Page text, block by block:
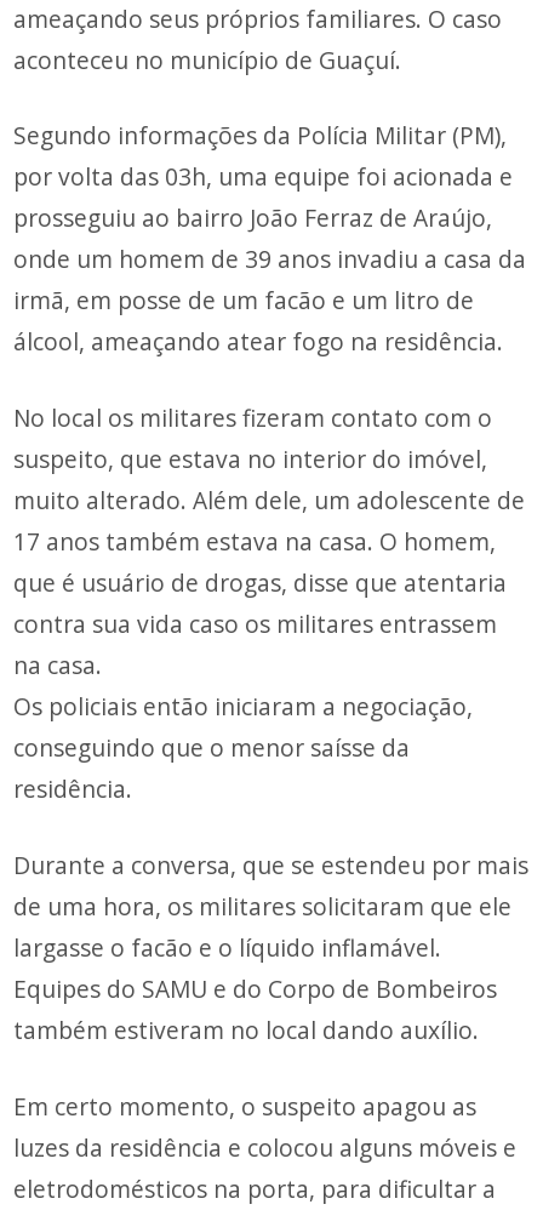
ameaçando seus próprios familiares. O caso
aconteceu no município de Guaçuí.
Segundo informações da Polícia Militar (PM),
por volta das 03h, uma equipe foi acionada e
prosseguiu ao bairro João Ferraz de Araújo,
onde um homem de 39 anos invadiu a casa da
irmã, em posse de um facão e um litro de
álcool, ameaçando atear fogo na residência.
No local os militares fizeram contato com o
suspeito, que estava no interior do imóvel,
muito alterado. Além dele, um adolescente de
17 anos também estava na casa. O homem,
que é usuário de drogas, disse que atentaria
contra sua vida caso os militares entrassem
na casa.
Os policiais então iniciaram a negociação,
conseguindo que o menor saísse da
residência.
Durante a conversa, que se estendeu por mais
de uma hora, os militares solicitaram que ele
largasse o facão e o líquido inflamável.
Equipes do SAMU e do Corpo de Bombeiros
também estiveram no local dando auxílio.
Em certo momento, o suspeito apagou as
luzes da residência e colocou alguns móveis e
eletrodomésticos na porta, para dificultar a